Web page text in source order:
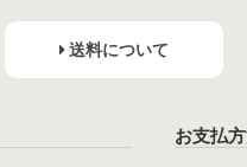
送料について
お支払